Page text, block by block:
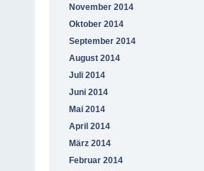
November 2014
Oktober 2014
September 2014
August 2014
Juli 2014
Juni 2014
Mai 2014
April 2014
März 2014
Februar 2014